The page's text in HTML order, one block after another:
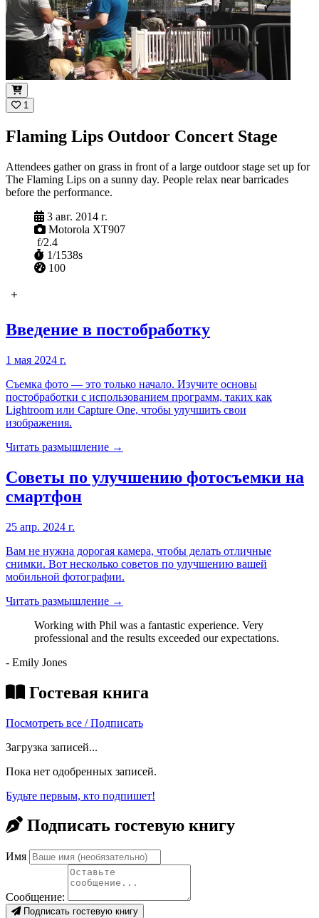
1
Flaming Lips Outdoor Concert Stage
Attendees gather on grass in front of a large outdoor stage set up for
The Flaming Lips on a sunny day. People relax near barricades
before the performance.
Снято
3 авг. 2014 г.
Камера
Motorola XT907
Диафрагма
f/2.4
Выдержка1/1538s
100
Введение в постобработку
1 мая 2024 г.
Съемка фото — это только начало. Изучите основы
постобработки с использованием программ, таких как
Lightroom или Capture One, чтобы улучшить свои
изображения.
Читать размышление →
Советы по улучшению фотосъемки на
смартфон
25 апр. 2024 г.
Вам не нужна дорогая камера, чтобы делать отличные
снимки. Вот несколько советов по улучшению вашей
мобильной фотографии.
Читать размышление →
Working with Phil was a fantastic experience. Very
professional and the results exceeded our expectations.
- Emily Jones
Гостевая книга
Посмотреть все / Подписать
Загрузка записей...
Пока нет одобренных записей.
Будьте первым, кто подпишет!
Подписать гостевую книгу
Имя
Сообщение:
Подписать гостевую книгу